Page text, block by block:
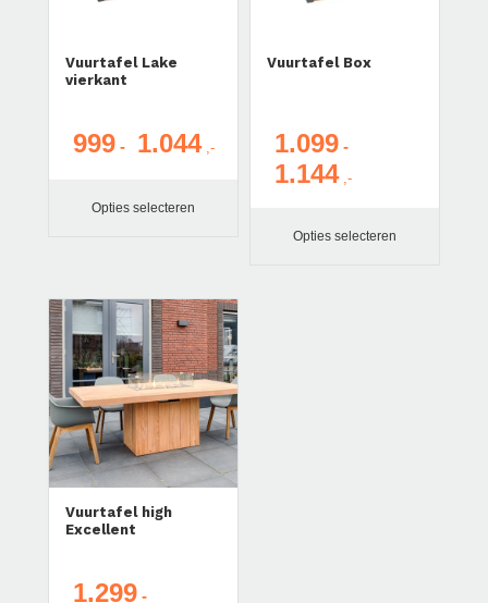
Vuurtafel Lake
vierkant
999 - 1.044Prijsklasse:
Opties selecteren
Vuurtafel Box
1.099 -
1.144Prijsklasse:
Opties selecteren
Vuurtafel high
Excellent
1.299 -